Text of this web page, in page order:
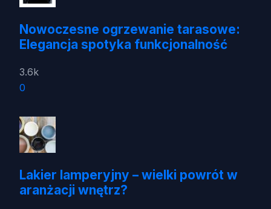
Nowoczesne ogrzewanie tarasowe:
Elegancja spotyka funkcjonalność
3.6k
0
Lakier lamperyjny – wielki powrót w
aranżacji wnętrz?